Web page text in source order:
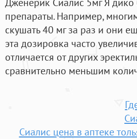
препараты. Например,
скушать 40 мг за раз и они
эта дозировка часто
отличается от других
сравнительно меньшим
Сиалис цена в аптеке